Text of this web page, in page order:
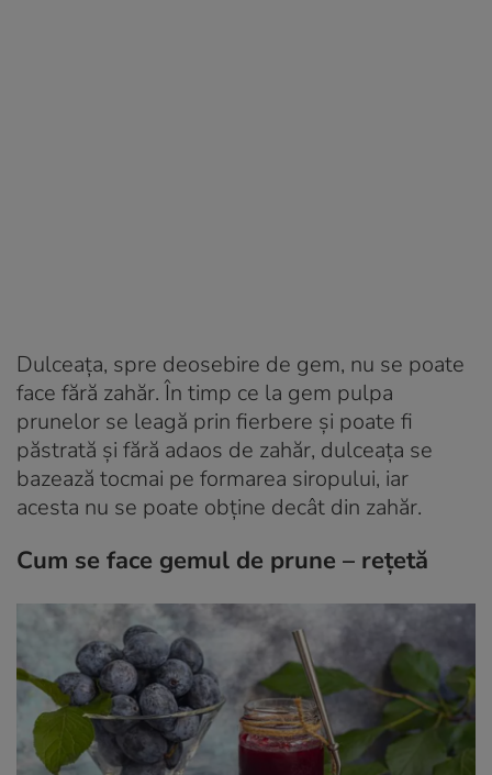
Dulceața, spre deosebire de gem, nu se poate
face fără zahăr. În timp ce la gem pulpa
prunelor se leagă prin fierbere și poate fi
păstrată și fără adaos de zahăr, dulceața se
bazează tocmai pe formarea siropului, iar
acesta nu se poate obține decât din zahăr.
Cum se face gemul de prune – rețetă